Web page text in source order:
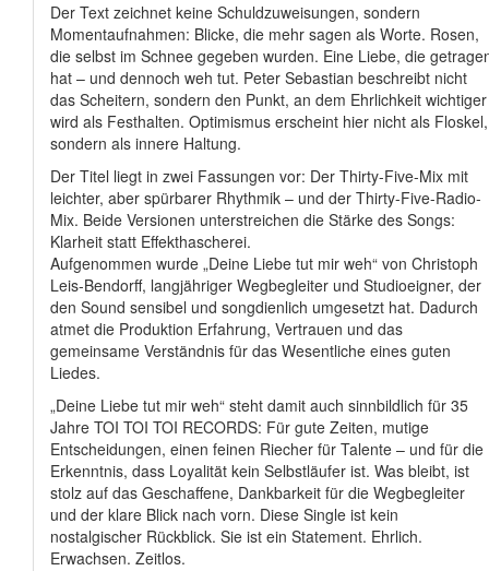
Der Text zeichnet keine Schuldzuweisungen, sondern
Momentaufnahmen: Blicke, die mehr sagen als Worte. Rosen,
die selbst im Schnee gegeben wurden. Eine Liebe, die
hat – und dennoch weh tut. Peter Sebastian beschreibt nicht
das Scheitern, sondern den Punkt, an dem Ehrlichkeit wichtiger
wird als Festhalten. Optimismus erscheint hier nicht als Floskel,
sondern als innere Haltung.
Der Titel liegt in zwei Fassungen vor: Der Thirty-Five-Mix mit
leichter, aber spürbarer Rhythmik – und der Thirty-Five-Radio-
Mix. Beide Versionen unterstreichen die Stärke des Songs:
Klarheit statt Effekthascherei.
Aufgenommen wurde „Deine Liebe tut mir weh“ von Christoph
Leis-Bendorff, langjähriger Wegbegleiter und Studioeigner, der
den Sound sensibel und songdienlich umgesetzt hat. Dadurch
atmet die Produktion Erfahrung, Vertrauen und das
gemeinsame Verständnis für das Wesentliche eines guten
Liedes.
„Deine Liebe tut mir weh“ steht damit auch sinnbildlich für 35
Jahre TOI TOI TOI RECORDS: Für gute Zeiten, mutige
Entscheidungen, einen feinen Riecher für Talente – und für die
Erkenntnis, dass Loyalität kein Selbstläufer ist. Was bleibt, ist
stolz auf das Geschaffene, Dankbarkeit für die Wegbegleiter
und der klare Blick nach vorn. Diese Single ist kein
nostalgischer Rückblick. Sie ist ein Statement. Ehrlich.
Erwachsen. Zeitlos.